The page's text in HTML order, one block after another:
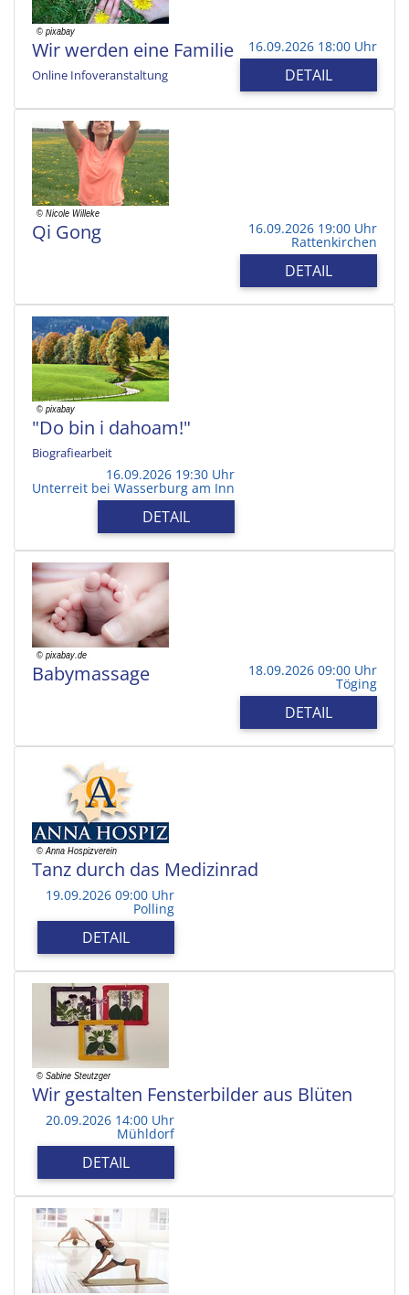
Wir werden eine Familie
Online Infoveranstaltung
16.09.2026 18:00 Uhr
DETAIL
Qi Gong 16.09.2026 19:00 Uhr
Rattenkirchen
DETAIL
"Do bin i dahoam!"
Biografiearbeit
16.09.2026 19:30 Uhr
Unterreit bei Wasserburg am Inn
DETAIL
Babymassage 18.09.2026 09:00 Uhr
Töging
DETAIL
Tanz durch das Medizinrad
19.09.2026 09:00 Uhr
Polling
DETAIL
Wir gestalten Fensterbilder aus Blüten
20.09.2026 14:00 Uhr
Mühldorf
DETAIL